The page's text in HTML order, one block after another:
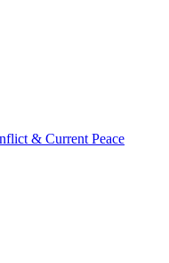
& Current Peace